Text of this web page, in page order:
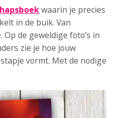
waarin je precies
in de buik. Van
de geweldige foto’s in
zie je hoe jouw
vormt. Met de nodige